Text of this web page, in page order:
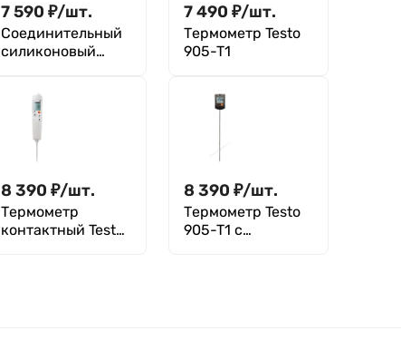
7 590 ₽/шт.
Соединительный
силиконовый
7 490 ₽/шт.
Термометр Testo
905-T1
8 390 ₽/шт.
Термометр
контактный Testo
8 390 ₽/шт.
Термометр Testo
905-T1 с